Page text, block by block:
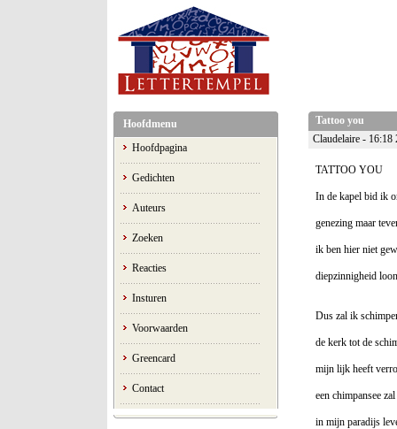
Hoofdmenu
Hoofdpagina
Gedichten
Auteurs
Zoeken
Reacties
Insturen
Voorwaarden
Greencard
Contact
Tattoo you
Claudelaire - 16:18
TATTOO YOU
In de kapel bid ik
genezing maar
ik ben hier niet
diepzinnigheid
Dus zal ik
de kerk tot de
mijn lijk heeft
een chimpansee
in mijn paradijs